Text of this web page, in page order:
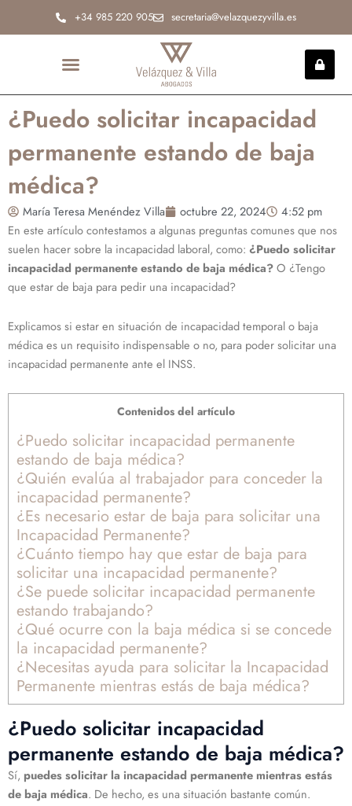
+34 985 220 905 secretaria@velazquezyvilla.es
¿Puedo solicitar incapacidad
permanente estando de baja
médica?
María Teresa Menéndez Villa octubre 22, 2024
4:52 pm
En este artículo contestamos a algunas preguntas comunes que nos
suelen hacer sobre la incapacidad laboral, como: ¿Puedo solicitar
incapacidad permanente estando de baja médica?O ¿Tengo
que estar de baja para pedir una incapacidad?
Explicamos si estar en situación de incapacidad temporal o baja
médica es un requisito indispensable o no, para poder solicitar una
incapacidad permanente ante el INSS.
Contenidos del artículo
¿Puedo solicitar incapacidad permanente
estando de baja médica?
¿Quién evalúa al trabajador para conceder la
incapacidad permanente?
¿Es necesario estar de baja para solicitar una
Incapacidad Permanente?
¿Cuánto tiempo hay que estar de baja para
solicitar una incapacidad permanente?
¿Se puede solicitar incapacidad permanente
estando trabajando?
¿Qué ocurre con la baja médica si se concede
la incapacidad permanente?
¿Necesitas ayuda para solicitar la Incapacidad
Permanente mientras estás de baja médica?
¿Puedo solicitar incapacidad
permanente estando de baja médica?
Sí, puedes solicitar la incapacidad permanente mientras estás
de baja médica. De hecho, es una situación bastante común.